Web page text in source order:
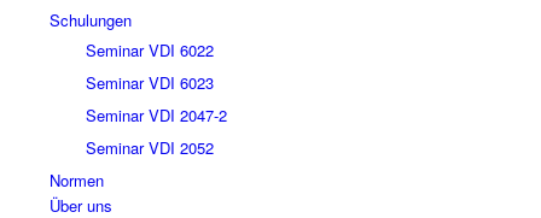
Schulungen
Seminar VDI 6022
Seminar VDI 6023
Seminar VDI 2047-2
Seminar VDI 2052
Normen
Über uns